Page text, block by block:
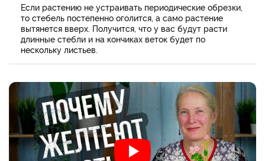
Если растению не устраивать периодические обрезки,
то стебель постепенно оголится, а само растение
вытянется вверх. Получится, что у вас будут расти
длинные стебли и на кончиках веток будет по
нескольку листьев.